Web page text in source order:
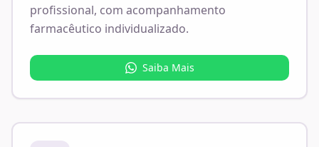
profissional, com acompanhamento
farmacêutico individualizado.
Saiba Mais